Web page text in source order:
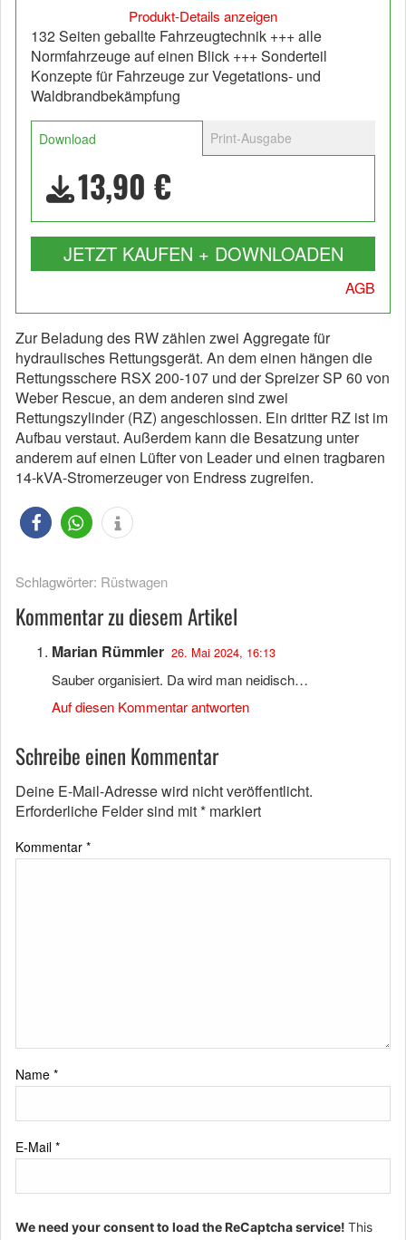
Produkt-Details anzeigen
132 Seiten geballte Fahrzeugtechnik +++ alle
Normfahrzeuge auf einen Blick +++ Sonderteil
Konzepte für Fahrzeuge zur Vegetations- und
Waldbrandbekämpfung
Download Print-Ausgabe
13,90 €
JETZT KAUFEN + DOWNLOADEN
AGB
Zur Beladung des RW zählen zwei Aggregate für
hydraulisches Rettungsgerät. An dem einen hängen die
Rettungsschere RSX 200-107 und der Spreizer SP 60 von
Weber Rescue, an dem anderen sind zwei
Rettungszylinder (RZ) angeschlossen. Ein dritter RZ ist im
Aufbau verstaut. Außerdem kann die Besatzung unter
anderem auf einen Lüfter von Leader und einen tragbaren
14-kVA-Stromerzeuger von Endress zugreifen.
Schlagwörter: Rüstwagen
Kommentar zu diesem Artikel
Marian Rümmler 26. Mai 2024, 16:13
Sauber organisiert. Da wird man neidisch…
Auf diesen Kommentar antworten
Schreibe einen Kommentar
Deine E-Mail-Adresse wird nicht veröffentlicht.
Erforderliche Felder sind mit* markiert
Kommentar *
Name *
E-Mail *
We need your consent to load the ReCaptcha service! This